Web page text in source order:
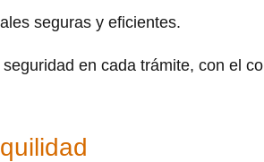
seguras y eficientes.
en cada trámite, con el